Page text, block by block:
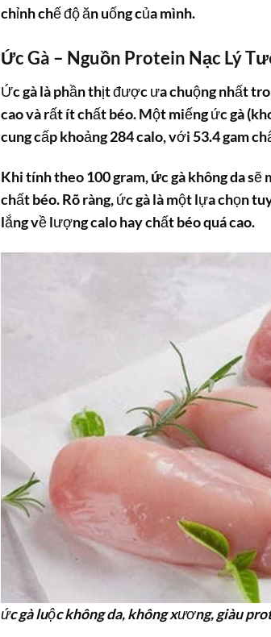
chỉnh chế độ ăn uống của mình.
Ức Gà – Nguồn Protein Nạc Lý
Ức gà là phần thịt được ưa chuộng nhất
cao và rất ít chất béo. Một miếng ức gà
cung cấp khoảng 284 calo, với 53.4 gam
Khi tính theo 100 gram,ức gà không dasẽ
chất béo. Rõ ràng, ức gà là một lựa chọn
lắng về lượng calo hay chất béo quá cao.
ức gà luộc không da, không xương, giàu